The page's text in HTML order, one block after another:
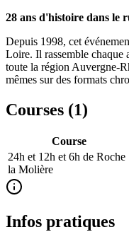
28 ans d'histoire dans le
Depuis 1998, cet
Loire. Il rassemble chaque
toute la région Auvergne-
mêmes sur des formats
Courses (1)
Course
24h et 12h et 6h de Roche
la Molière
Infos pratiques